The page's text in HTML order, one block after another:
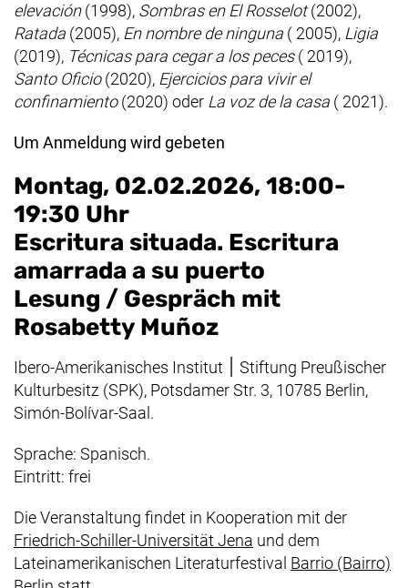
elevación(1998), Sombras en El Rosselot(2002),
Ratada (2005), En nombre de ninguna ( 2005), Ligia
(2019), Técnicas para cegar a los peces( 2019),
Santo Oficio(2020), Ejercicios para vivir el
confinamiento(2020) oder La voz de la casa ( 2021).
Um Anmeldung wird gebeten
Montag, 02.02.2026, 18:00-
19:30 Uhr
Escritura situada. Escritura
amarrada a su puerto
Lesung / Gespräch mit
Rosabetty Muñoz
Ibero-Amerikanisches Institut ׀ Stiftung Preußischer
Kulturbesitz (SPK), Potsdamer Str. 3, 10785 Berlin,
Simón-Bolívar-Saal.
Sprache: Spanisch.
Eintritt: frei
Die Veranstaltung findet in Kooperation mit der
Friedrich-Schiller-Universität Jena (externer Link, öffnet
und dem
Lateinamerikanischen Literaturfestival Barrio (Bairro)